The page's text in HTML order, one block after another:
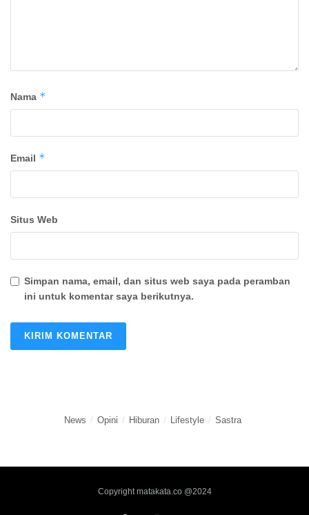
Nama *
Email *
Situs Web
Simpan nama, email, dan situs web saya pada peramban
ini untuk komentar saya berikutnya.
News Opini Hiburan Lifestyle Sastra
Copyright matakata.co @2024